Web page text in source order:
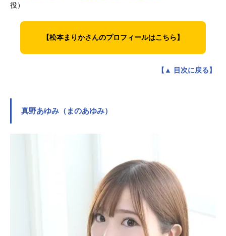
役）
【松本まりかさんのプロフィールはこちら】
【▲ 目次に戻る】
真野あゆみ（まのあゆみ）